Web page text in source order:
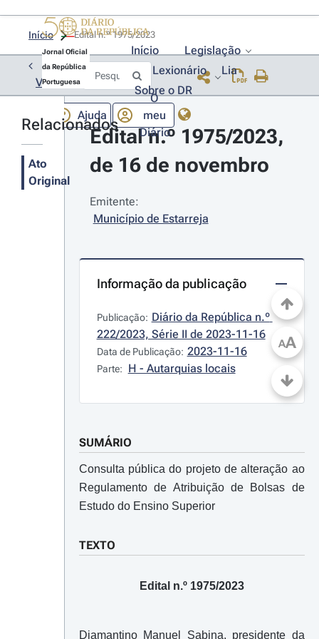
Jornal Oficial
da República
Portuguesa
Início
Legislação
Lexionário
Lia
Sobre o DR
Ajuda
O
meu
Diário
Início
Voltar
Relacionados
Ato
Original
Edital n.º 1975/2023,
de 16 de novembro
Emitente:
Município de Estarreja
Informação da publicação
Publicação: Diário da República n.º
222/2023, Série II de 2023-11-16
Data de Publicação: 2023-11-16
Parte: H - Autarquias locais
SUMÁRIO
Consulta pública do projeto de alteração ao
Regulamento de Atribuição de Bolsas de
Estudo do Ensino Superior
TEXTO
Edital n.º 1975/2023
Diamantino Manuel Sabina, presidente da
AA